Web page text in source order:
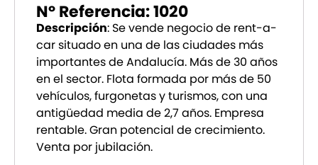
Nº Referencia: 1020
Descripción: Se vende negocio de rent-a-
car situado en una de las ciudades más
importantes de Andalucía. Más de 30 años
en el sector. Flota formada por más de 50
vehículos, furgonetas y turismos, con una
antigüedad media de 2,7 años. Empresa
rentable. Gran potencial de crecimiento.
Venta por jubilación.